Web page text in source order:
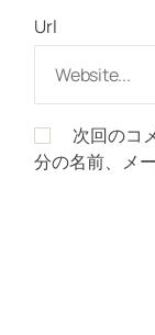
Url
次回のコ
分の名前、メ